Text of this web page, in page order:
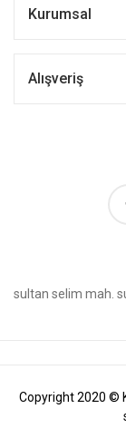
Kurumsal
Alışveriş
sultan selim mah.
Copyright 2020 ©